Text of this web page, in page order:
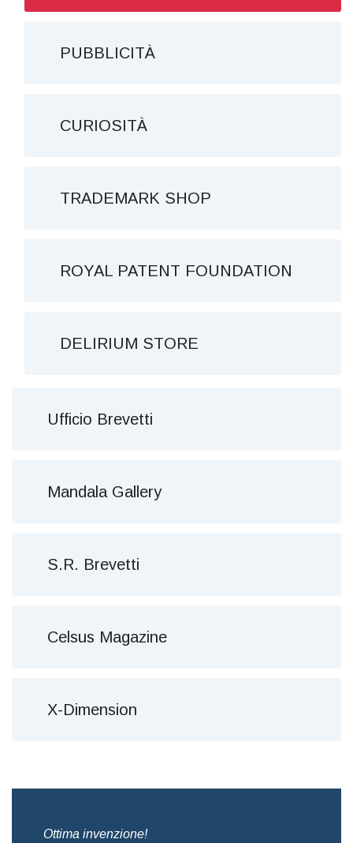
PUBBLICITÀ
CURIOSITÀ
TRADEMARK SHOP
ROYAL PATENT FOUNDATION
DELIRIUM STORE
Ufficio Brevetti
Mandala Gallery
S.R. Brevetti
Celsus Magazine
X-Dimension
Ottima invenzione!